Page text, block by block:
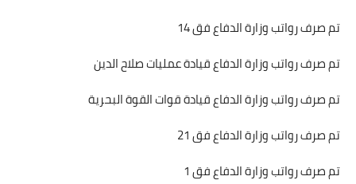
تم صرف رواتب وزارة الدفاع فق 14
تم صرف رواتب وزارة الدفاع قيادة عمليات صلاح الدين
تم صرف رواتب وزارة الدفاع قيادة قوات القوة البحرية
تم صرف رواتب وزارة الدفاع فق 21
تم صرف رواتب وزارة الدفاع فق 1